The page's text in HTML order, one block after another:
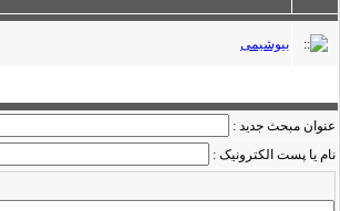
بيوشيمی
عنوان مبحث جدید :
نام یا پست الكترونیک :